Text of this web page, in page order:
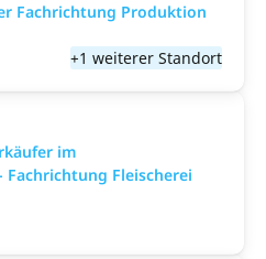
Fachrichtung Produktion
+1 weiterer Standort
im
Fleischerei